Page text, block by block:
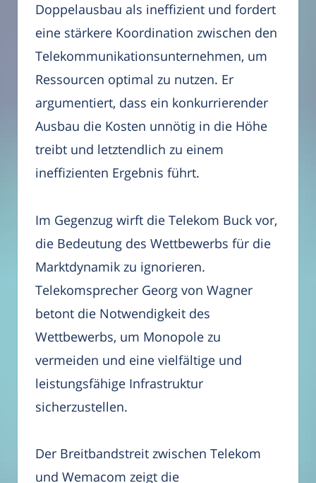
Doppelausbau als ineffizient und fordert
eine stärkere Koordination zwischen den
Telekommunikationsunternehmen, um
Ressourcen optimal zu nutzen. Er
argumentiert, dass ein konkurrierender
Ausbau die Kosten unnötig in die Höhe
treibt und letztendlich zu einem
ineffizienten Ergebnis führt.
Im Gegenzug wirft die Telekom Buck vor,
die Bedeutung des Wettbewerbs für die
Marktdynamik zu ignorieren.
Telekomsprecher Georg von Wagner
betont die Notwendigkeit des
Wettbewerbs, um Monopole zu
vermeiden und eine vielfältige und
leistungsfähige Infrastruktur
sicherzustellen.
Der Breitbandstreit zwischen Telekom
und Wemacom zeigt die